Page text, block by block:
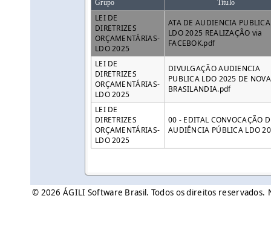
Grupo Título
LEI DE
DIRETRIZES
ORÇAMENTÁRIAS-
LDO 2025
ATA DE AUDIENCIA PUBLICA
LDO 2025 REALIZAÇÃO via
FACEBOK.pdf
LEI DE
DIRETRIZES
ORÇAMENTÁRIAS-
LDO 2025
DIVULGAÇÃO AUDIENCIA
PUBLICA LDO 2025 DE NOVA
BRASILANDIA.pdf
LEI DE
DIRETRIZES
ORÇAMENTÁRIAS-
LDO 2025
00 - EDITAL CONVOCAÇÃO
AUDIÊNCIA PÚBLICA LDO
© 2026 ÁGILI Software Brasil. Todos os direitos reservados.